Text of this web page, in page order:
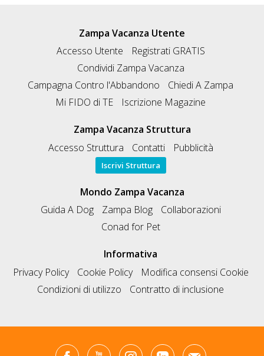
Zampa Vacanza Utente
Accesso Utente
Registrati GRATIS
Condividi Zampa Vacanza
Campagna Contro l'Abbandono
Chiedi A Zampa
Mi FIDO di TE
Iscrizione Magazine
Zampa Vacanza Struttura
Accesso Struttura
Contatti Pubblicità
Iscrivi Struttura
Mondo Zampa Vacanza
Guida A Dog
Zampa Blog
Collaborazioni
Conad for Pet
Informativa
Privacy Policy
Cookie Policy
Modifica consensi Cookie
Condizioni di utilizzo
Contratto di inclusione